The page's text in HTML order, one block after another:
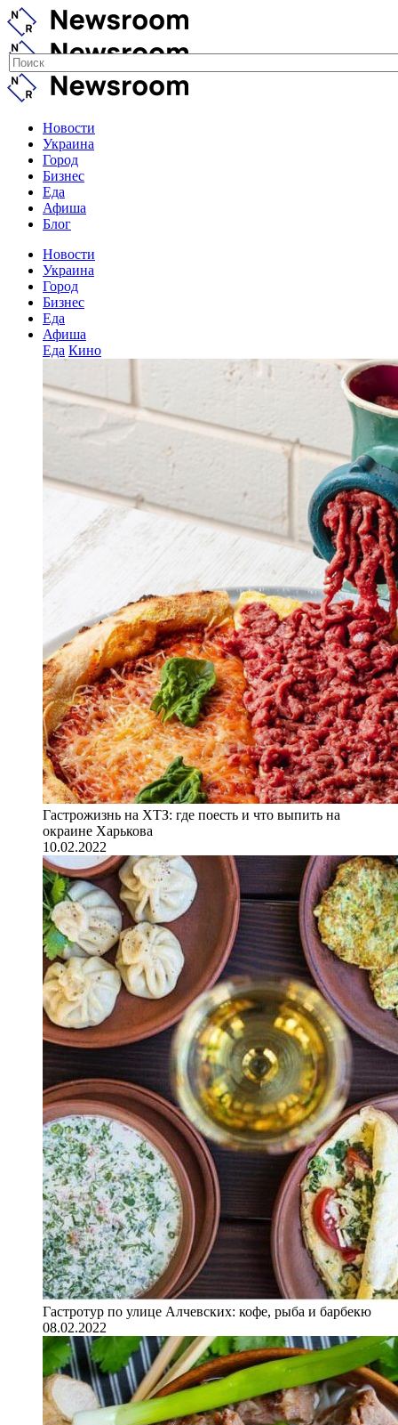
Новости
Украина
Город
Бизнес
Еда
Афиша
Блог
Новости
Украина
Город
Бизнес
Еда
Афиша
Еда Кино
Гастрожизнь на ХТЗ: где поесть и что выпить на
окраине Харькова
10.02.2022
Гастротур по улице Алчевских: кофе, рыба и барбекю
08.02.2022